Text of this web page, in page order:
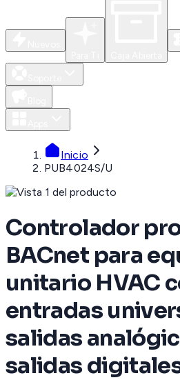
Inicio
PUB4024S/U
Controlador
BACnet para
unitario HVAC
entradas
salidas
salidas